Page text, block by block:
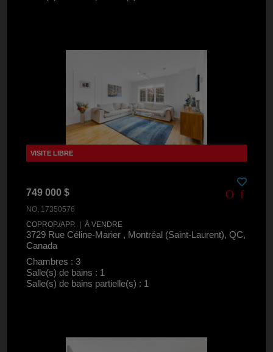
749 000 $
NO. 17350576
COPROP./APP. | À VENDRE
3729 Rue Céline-Marier , Montréal (Saint-Laurent), QC,
Canada
Chambres : 3
Salle(s) de bains : 1
Salle(s) de bains partielle(s) : 1